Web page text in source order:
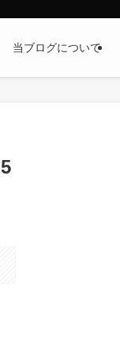
当ブログについて